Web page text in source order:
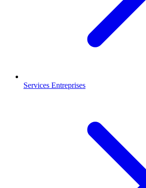
Services Entreprises